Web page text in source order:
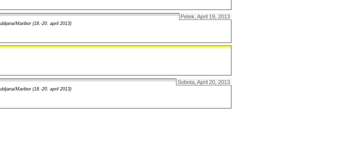
Petek, April 19, 2013
Maribor (18.-20. april 2013)
Sobota, April 20, 2013
Maribor (18.-20. april 2013)